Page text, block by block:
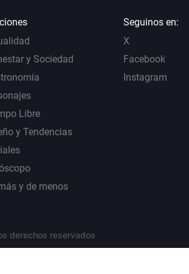
y Sociedad
Libre
y Tendencias
y de menos
Seguinos en:
X
Facebook
Instagram
derechos reservados